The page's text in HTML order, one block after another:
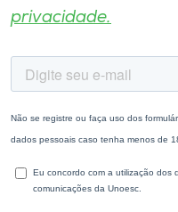
privacidade.